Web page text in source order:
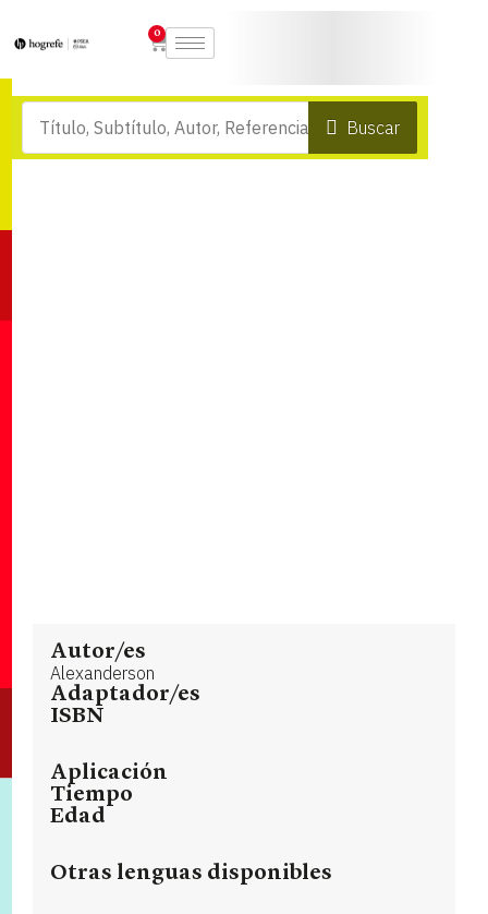
0
Buscar
Autor/es
Alexanderson
Adaptador/es
ISBN
Aplicación
Tiempo
Edad
Otras lenguas disponibles